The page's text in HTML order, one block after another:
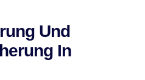
Und
In